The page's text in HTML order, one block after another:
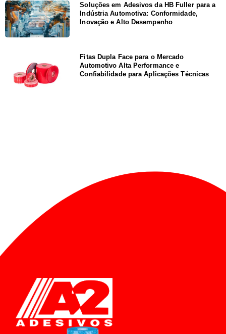
Soluções em Adesivos da HB Fuller para a
Indústria Automotiva: Conformidade,
Inovação e Alto Desempenho
Fitas Dupla Face para o Mercado
Automotivo Alta Performance e
Confiabilidade para Aplicações Técnicas